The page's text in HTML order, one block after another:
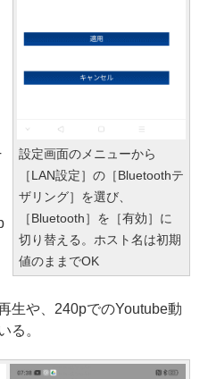
設定画面のメニューから
［LAN設定］の［Bluetoothテ
ザリング］を選び、
［Bluetooth］を［有効］に
切り替える。ホスト名は初期
値のままでOK
生や、240pでのYoutube動
る。